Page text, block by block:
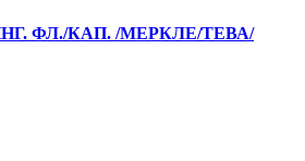
ФЛ./КАП. /МЕРКЛЕ/ТЕВА/